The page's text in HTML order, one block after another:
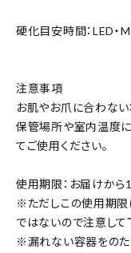
硬化目安時間：LED・
注意事項
お肌やお爪に合わない
保管場所や室内温度に
てご使用ください。
使用期限：お届けから
※ただしこの使用期
ではないので注意して
※漏れない容器をのた